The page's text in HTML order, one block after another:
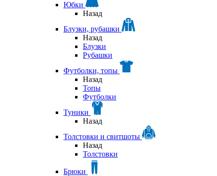
Юбки
Назад
Блузки, рубашки
Назад
Блузки
Рубашки
Футболки, топы
Назад
Топы
Футболки
Туники
Назад
Толстовки и свитшоты
Назад
Толстовки
Брюки